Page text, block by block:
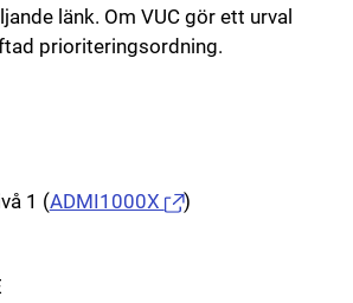
länk. Om VUC gör ett urval
prioriteringsordning.
1 (ADMI1000X )